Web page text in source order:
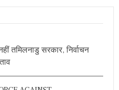
तमिलनाडु सरकार, निर्वाचन